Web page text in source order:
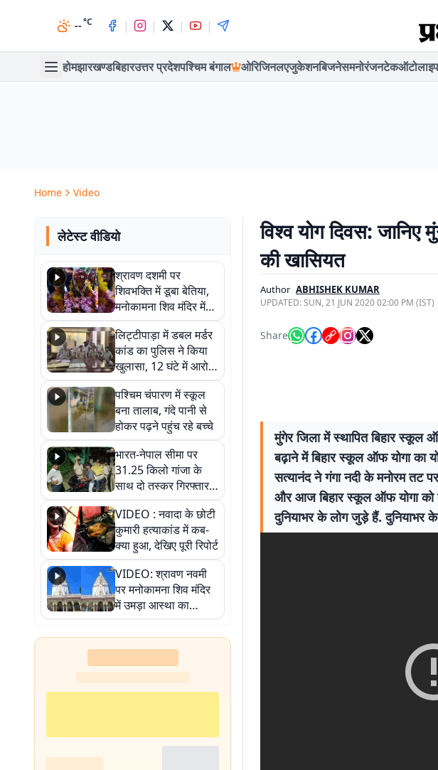
--°C | | | |
होमझारखण्डबिहारउत्तर प्रदेशपश्चिम बंगाल ओरिजिनलएजुकेशनबिजनेसमनोरंजनटेकऑटो
Home Video
लेटेस्ट वीडियो
श्रावण दशमी पर
शिवभक्ति में डूबा बेतिया,
मनोकामना शिव मंदिर में
हुआ भव्य श्रृंगार
लिट्टीपाड़ा में डबल मर्डर
कांड का पुलिस ने किया
खुलासा, 12 घंटे में आरोपी
गिरफ्तार
पश्चिम चंपारण में स्कूल
बना तालाब, गंदे पानी से
होकर पढ़ने पहुंच रहे बच्चे
भारत-नेपाल सीमा पर
31.25 किलो गांजा के
साथ दो तस्कर गिरफ्तार,
नेपाली नंबर की बाइक
जब्त
VIDEO : नवादा के छोटी
कुमारी हत्याकांड में कब-
क्या हुआ, देखिए पूरी रिपोर्ट
VIDEO: श्रावण नवमी
पर मनोकामना शिव मंदिर
में उमड़ा आस्था का
सैलाब, हर-हर महादेव के
जयघोष से गूंजा परिसर
विश्व योग दिवस: जानिए
की खासियत
Author ABHISHEK KUMAR
UPDATED:SUN, 21 JUN 2020 02:00 PM (IST)
Share
मुंगेर जिला में स्थापित बिहार स्कूल
बढ़ाने में बिहार स्कूल ऑफ योगा का
सत्यानंद ने गंगा नदी के मनोरम तट
और आज बिहार स्कूल ऑफ योगा को
दुनियाभर के लोग जुड़े हैं. दुनियाभर